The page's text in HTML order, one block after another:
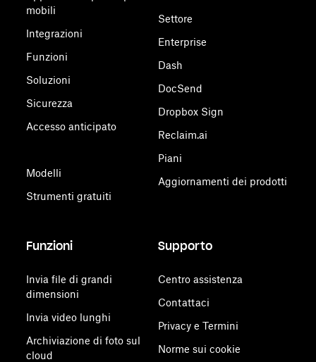
mobili
Integrazioni
Funzioni
Soluzioni
Sicurezza
Accesso anticipato
Modelli
Strumenti gratuiti
Settore
Enterprise
Dash
DocSend
Dropbox Sign
Reclaim.ai
Piani
Aggiornamenti dei prodotti
Funzioni
Invia file di grandi
dimensioni
Invia video lunghi
Archiviazione di foto sul
cloud
Supporto
Centro assistenza
Contattaci
Privacy e Termini
Norme sui cookie